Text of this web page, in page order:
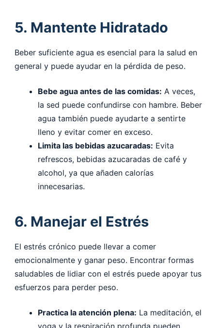
5. Mantente Hidratado
Beber suficiente agua es esencial para la salud en
general y puede ayudar en la pérdida de peso.
Bebe agua antes de las comidas: A veces,
la sed puede confundirse con hambre. Beber
agua también puede ayudarte a sentirte
lleno y evitar comer en exceso.
Limita las bebidas azucaradas: Evita
refrescos, bebidas azucaradas de café y
alcohol, ya que añaden calorías
innecesarias.
6. Manejar el Estrés
El estrés crónico puede llevar a comer
emocionalmente y ganar peso. Encontrar formas
saludables de lidiar con el estrés puede apoyar tus
esfuerzos para perder peso.
Practica la atención plena: La meditación, el